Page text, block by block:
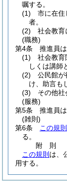
嘱する。
(1)
市に在住
者。
(2)
社会教育
(職務)
第4条
推進員
(1)
社会教育
しくは講師
(2)
公民館が
け、助言も
(3)
その他社
(服務)
第5条
推進員
(雑則)
第6条
この規則
る。
附 則
この規則 は、
用する。